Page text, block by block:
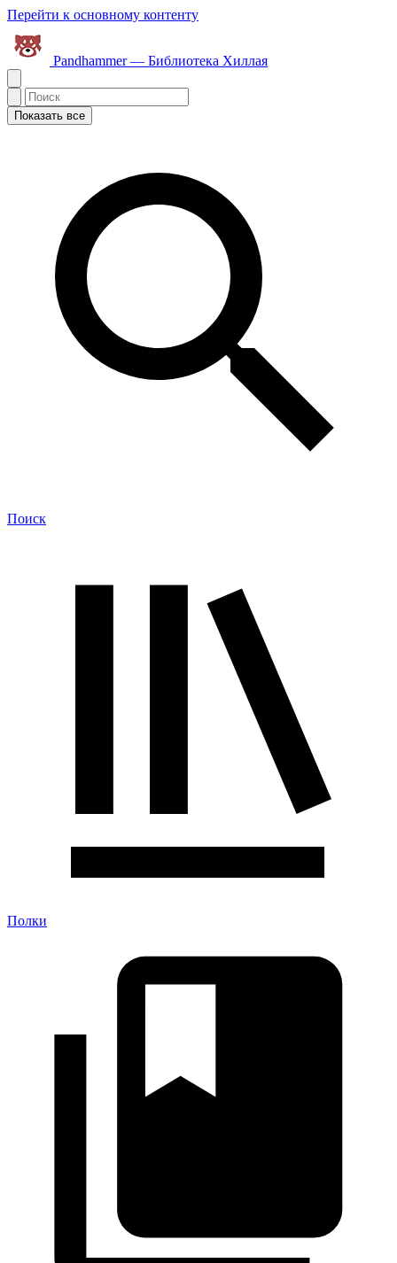
Перейти к основному контенту
Pandhammer — Библиотека Хиллая
Показать все
Поиск
Полки